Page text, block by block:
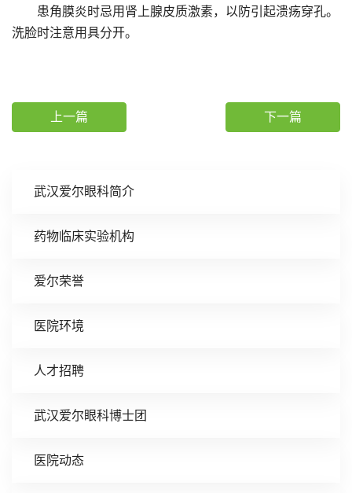
武汉爱尔眼科简介
药物临床实验机构
爱尔荣誉
医院环境
人才招聘
武汉爱尔眼科博士团
医院动态
患角膜炎时忌用肾上腺皮质激素，以防引起溃疡穿孔。
洗脸时注意用具分开。
上一篇 下一篇